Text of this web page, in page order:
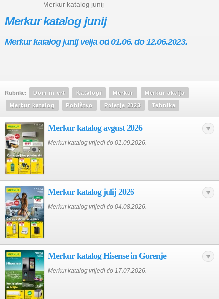
Merkur katalog junij
Merkur katalog junij
Merkur katalog junij velja od 01.06. do 12.06.2023.
Rubrike: Dom in vrt Katalogi Merkur Merkur akcija
Merkur katalog Pohištvo Poletje 2023 Tehnika
Merkur katalog avgust 2026
Merkur katalog vrijedi do 01.09.2026.
Merkur katalog julij 2026
Merkur katalog vrijedi do 04.08.2026.
Merkur katalog Hisense in Gorenje
Merkur katalog vrijedi do 17.07.2026.